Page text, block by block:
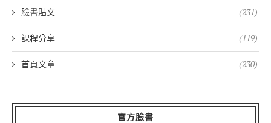
臉書貼文 (231)
課程分享 (119)
首頁文章 (230)
官方臉書